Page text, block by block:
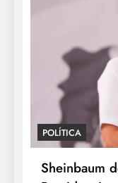
POLÍTICA
Sheinbaum